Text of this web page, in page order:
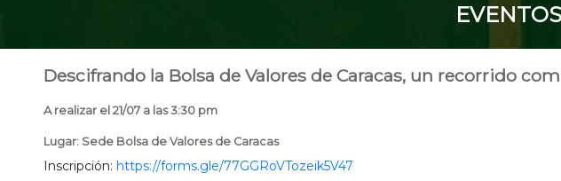
EVENTOS
Descifrando la Bolsa de Valores de Caracas, un recorrido
A realizar el 21/07 a las 3:30 pm
Lugar: Sede Bolsa de Valores de Caracas
Inscripción: https://forms.gle/77GGRoVTozeik5V47